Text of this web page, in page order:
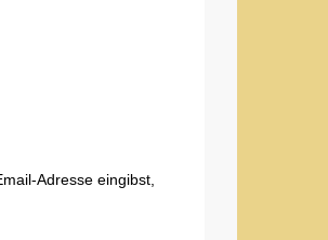
Adresse eingibst,